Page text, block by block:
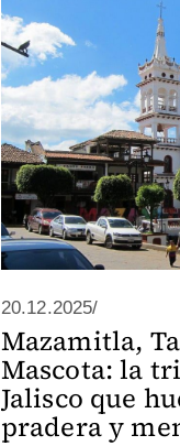
20.12.2025/
Mazamitla,
Mascota: la
Jalisco que
pradera y